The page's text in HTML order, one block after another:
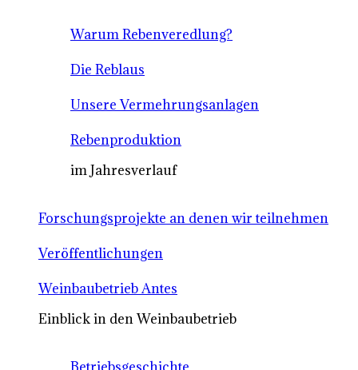
Warum Rebenveredlung?
Die Reblaus
Unsere Vermehrungsanlagen
Rebenproduktion
im Jahresverlauf
Forschungsprojekte an denen wir teilnehmen
Veröffentlichungen
Weinbaubetrieb Antes
Einblick in den Weinbaubetrieb